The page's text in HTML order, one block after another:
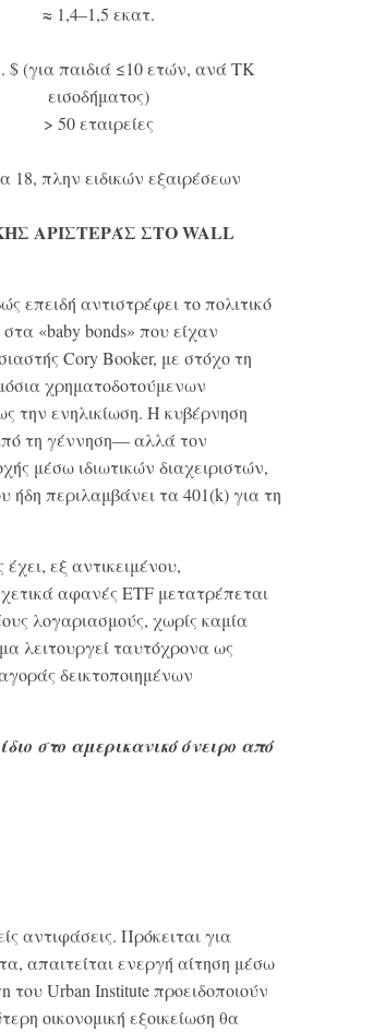
≈ 1,4–1,5 εκατ.
$ (για παιδιά ≤10 ετών, ανά ΤΚ
εισοδήματος)
> 50 εταιρείες
18, πλην ειδικών εξαιρέσεων
ΑΡΙΣΤΕΡΆΣ ΣΤΟ WALL
επειδή αντιστρέφει το πολιτικό
«baby bonds» που είχαν
Cory Booker, με στόχο τη
χρηματοδοτούμενων
την ενηλικίωση. Η κυβέρνηση
τη γέννηση— αλλά τον
μέσω ιδιωτικών διαχειριστών,
ήδη περιλαμβάνει τα 401(k) για τη
εξ αντικειμένου,
αφανές ETF μετατρέπεται
λογαριασμούς, χωρίς καμία
λειτουργεί ταυτόχρονα ως
δεικτοποιημένων
στο αμερικανικό όνειρο από
αντιφάσεις. Πρόκειται για
απαιτείται ενεργή αίτηση μέσω
Urban Institute προειδοποιούν
οικονομική εξοικείωση θα